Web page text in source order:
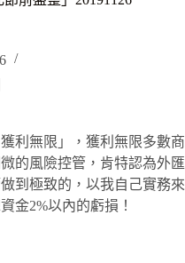
利無限」，獲利無限多數商
的風險控管，肯特認為外匯
到極致的，以我自己實務來
金2%以內的虧損！